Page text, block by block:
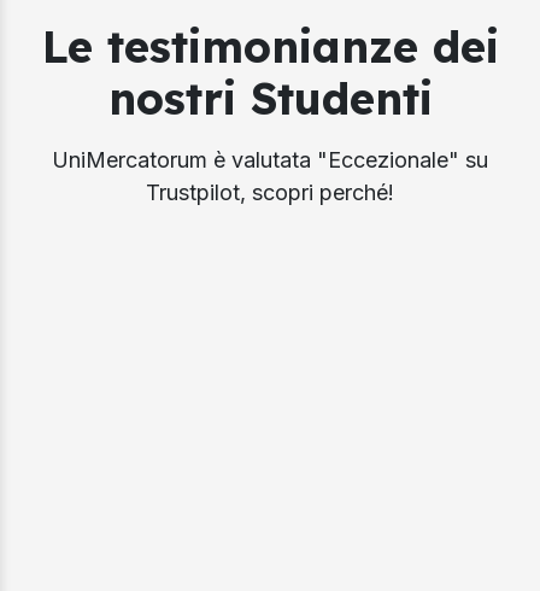
Le testimonianze dei
nostri Studenti
UniMercatorum è valutata "Eccezionale" su
Trustpilot, scopri perché!